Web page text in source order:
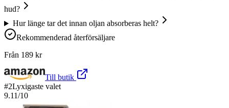
hud?
Hur länge tar det innan oljan absorberas helt?
Rekommenderad återförsäljare
Från 189 kr
Till butik
#2Lyxigaste valet
9.11/10